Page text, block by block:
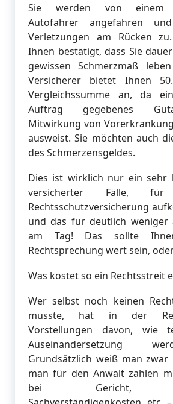
Sie werden von einem
Autofahrer angefahren
Verletzungen am Rücken
Ihnen bestätigt, dass Sie
gewissen Schmerzmaß
Versicherer bietet Ihnen
Vergleichssumme an, da
Auftrag gegebenes
Mitwirkung von
ausweist. Sie möchten auch
des Schmerzensgeldes.
Dies ist wirklich nur ein sehr
versicherter Fälle,
Rechtsschutzversicherung
und das für deutlich weniger
am Tag! Das sollte
Rechtsprechung wert sein,
Was kostet so ein Rechtsstreit
Wer selbst noch keinen
musste, hat in der
Vorstellungen davon, wie
Auseinandersetzung
Grundsätzlich weiß man zwar
man für den Anwalt zahlen
bei Gericht,